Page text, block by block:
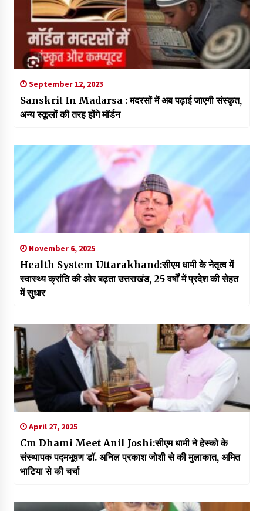
September 12, 2023
Sanskrit In Madarsa : मदरसों में अब पढ़ाई जाएगी संस्कृत,
अन्य स्कूलों की तरह ​होंगे मॉर्डन
November 6, 2025
Health System Uttarakhand:सीएम धामी के नेतृत्व में
स्वास्थ्य क्रांति की ओर बढ़ता उत्तराखंड, 25 वर्षों में प्रदेश की सेहत
में सुधार
April 27, 2025
Cm Dhami Meet Anil Joshi:सीएम धामी ने हेस्को के
संस्थापक पद्मभूषण डॉ. अनिल प्रकाश जोशी से की मुलाकात, अमित
भाटिया से की चर्चा